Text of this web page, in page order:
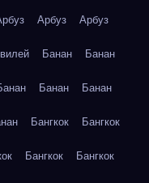
Арбуз Арбуз
Банан Банан
Банан Банан
Бангкок Бангкок
Бангкок Бангкок